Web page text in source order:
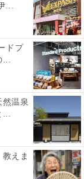
たシックな黒
リント面の2
。その日のコ
囲気を変える
ルドのロゴプ
...
ドプ
然温泉
えま